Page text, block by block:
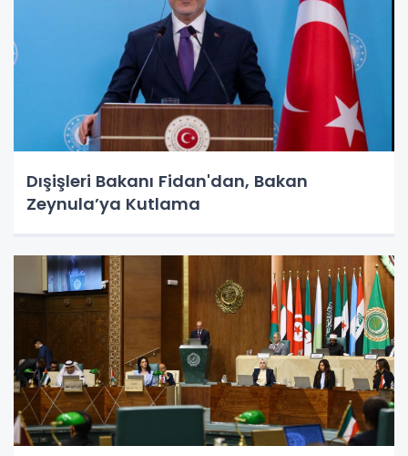
Dışişleri Bakanı Fidan'dan, Bakan
Zeynula’ya Kutlama